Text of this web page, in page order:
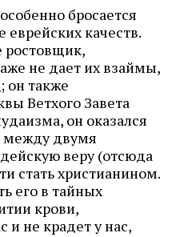
бросается
еврейских качеств.
ростовщик,
не дает их взаймы,
он также
Ветхого Завета
он оказался
между двумя
веру (отсюда
стать христианином.
его в тайных
крови,
и не крадет у нас,